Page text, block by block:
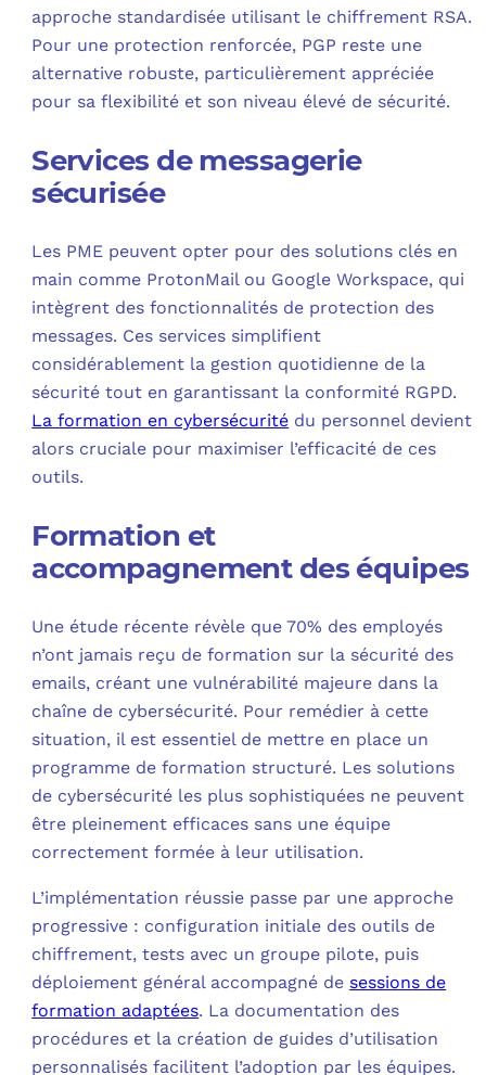
approche standardisée utilisant le chiffrement RSA.
Pour une protection renforcée, PGP reste une
alternative robuste, particulièrement appréciée
pour sa flexibilité et son niveau élevé de sécurité.
Services de messagerie
sécurisée
Les PME peuvent opter pour des solutions clés en
main comme ProtonMail ou Google Workspace, qui
intègrent des fonctionnalités de protection des
messages. Ces services simplifient
considérablement la gestion quotidienne de la
sécurité tout en garantissant la conformité RGPD.
La formation en cybersécurité du personnel devient
alors cruciale pour maximiser l’efficacité de ces
outils.
Formation et
accompagnement des équipes
Une étude récente révèle que 70% des employés
n’ont jamais reçu de formation sur la sécurité des
emails, créant une vulnérabilité majeure dans la
chaîne de cybersécurité. Pour remédier à cette
situation, il est essentiel de mettre en place un
programme de formation structuré. Les solutions
de cybersécurité les plus sophistiquées ne peuvent
être pleinement efficaces sans une équipe
correctement formée à leur utilisation.
L’implémentation réussie passe par une approche
progressive : configuration initiale des outils de
chiffrement, tests avec un groupe pilote, puis
déploiement général accompagné de sessions de
formation adaptées. La documentation des
procédures et la création de guides d’utilisation
personnalisés facilitent l’adoption par les équipes.